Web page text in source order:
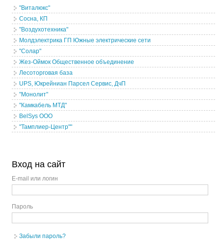
"Виталюкс"
Сосна, КП
"Воздухотехника"
Молдэлектрика ГП Южные электрические сети
"Солар"
Жез-Оймок Общественное объединение
Лесоторговая база
UPS, Юкрейниан Парсел Сервис, ДчП
"Монолит"
"Камкабель МТД"
BelSys ООО
"Тамплиер-Центр""
Вход на сайт
E-mail или логин
Пароль
Забыли пароль?